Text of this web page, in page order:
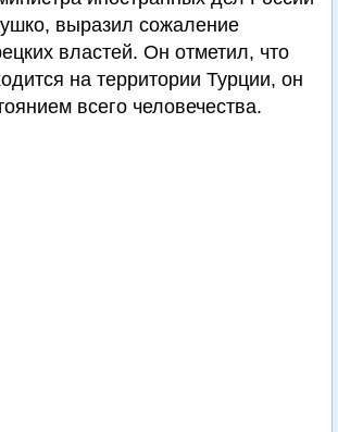
выразил сожаление
властей. Он отметил, что
на территории Турции, он
всего человечества.